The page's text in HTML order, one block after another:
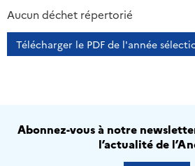
2013 2014
Aucun déchet répertorié
Télécharger le PDF de l'année
Abonnez-vous à notre
l’actualité de